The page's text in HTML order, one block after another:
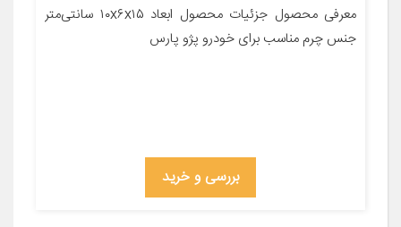
معرفی محصول جزئیات محصول ابعاد ۱۰x۶x۱۵ سانتی‌متر
جنس چرم مناسب برای خودرو پژو پارس
بررسی و خرید